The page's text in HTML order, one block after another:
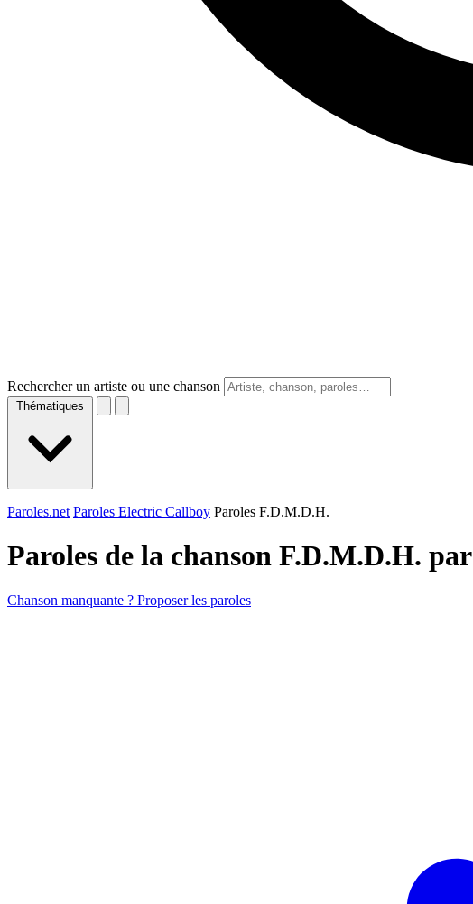
Rechercher un artiste ou une chanson
Thématiques
Paroles.net Paroles Electric Callboy Paroles F.D.M.D.H.
Paroles de la chanson F.D.M.D.H. par
Chanson manquante ? Proposer les paroles